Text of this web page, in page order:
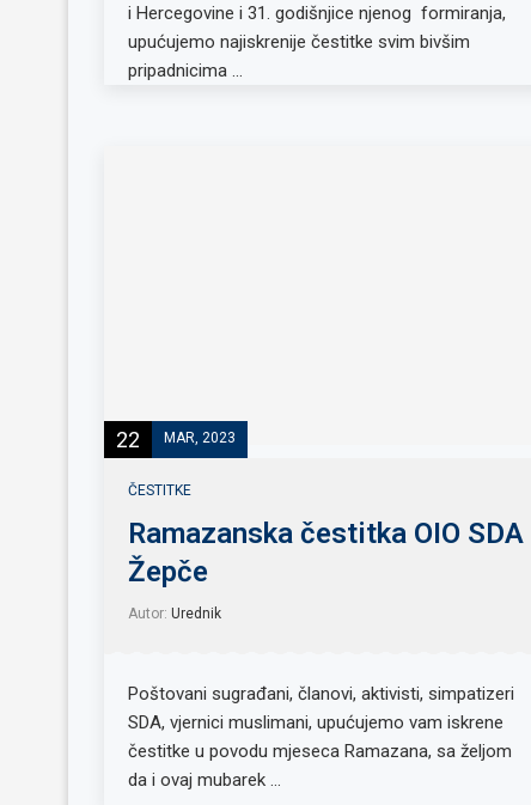
i Hercegovine i 31. godišnjice njenog formiranja,
upućujemo najiskrenije čestitke svim bivšim
pripadnicima …
22 MAR, 2023
ČESTITKE
Ramazanska čestitka OIO SDA
Žepče
Autor: Urednik
Poštovani sugrađani, članovi, aktivisti, simpatizeri
SDA, vjernici muslimani, upućujemo vam iskrene
čestitke u povodu mjeseca Ramazana, sa željom
da i ovaj mubarek …